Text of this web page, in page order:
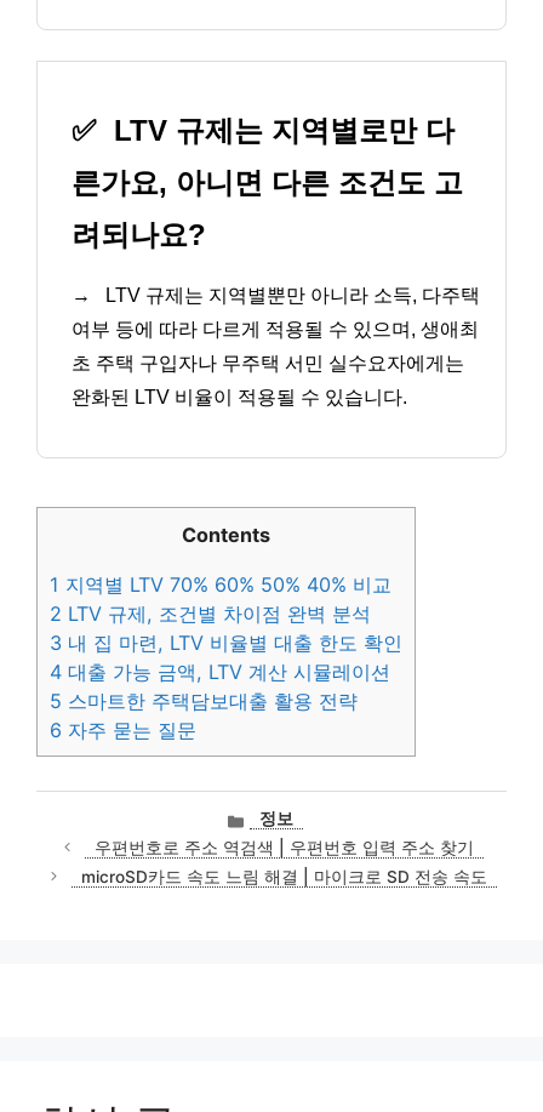
✅ LTV 규제는 지역별로만 다
른가요, 아니면 다른 조건도 고
려되나요?
→
LTV 규제는 지역별뿐만 아니라 소득, 다주택
여부 등에 따라 다르게 적용될 수 있으며, 생애최
초 주택 구입자나 무주택 서민 실수요자에게는
완화된 LTV 비율이 적용될 수 있습니다.
Contents
1 지역별 LTV 70% 60% 50% 40% 비교
2 LTV 규제, 조건별 차이점 완벽 분석
3 내 집 마련, LTV 비율별 대출 한도 확인
4 대출 가능 금액, LTV 계산 시뮬레이션
5 스마트한 주택담보대출 활용 전략
6 자주 묻는 질문
카
테
고
리
정보
우편번호로 주소 역검색 | 우편번호 입력 주소 찾기
microSD카드 속도 느림 해결 | 마이크로 SD 전송 속도